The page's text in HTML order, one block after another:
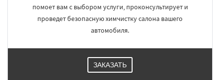
помоет вам с выбором услуги, проконсультирует и
проведет безопасную химчистку салона вашего
автомобиля.
ЗАКАЗАТЬ